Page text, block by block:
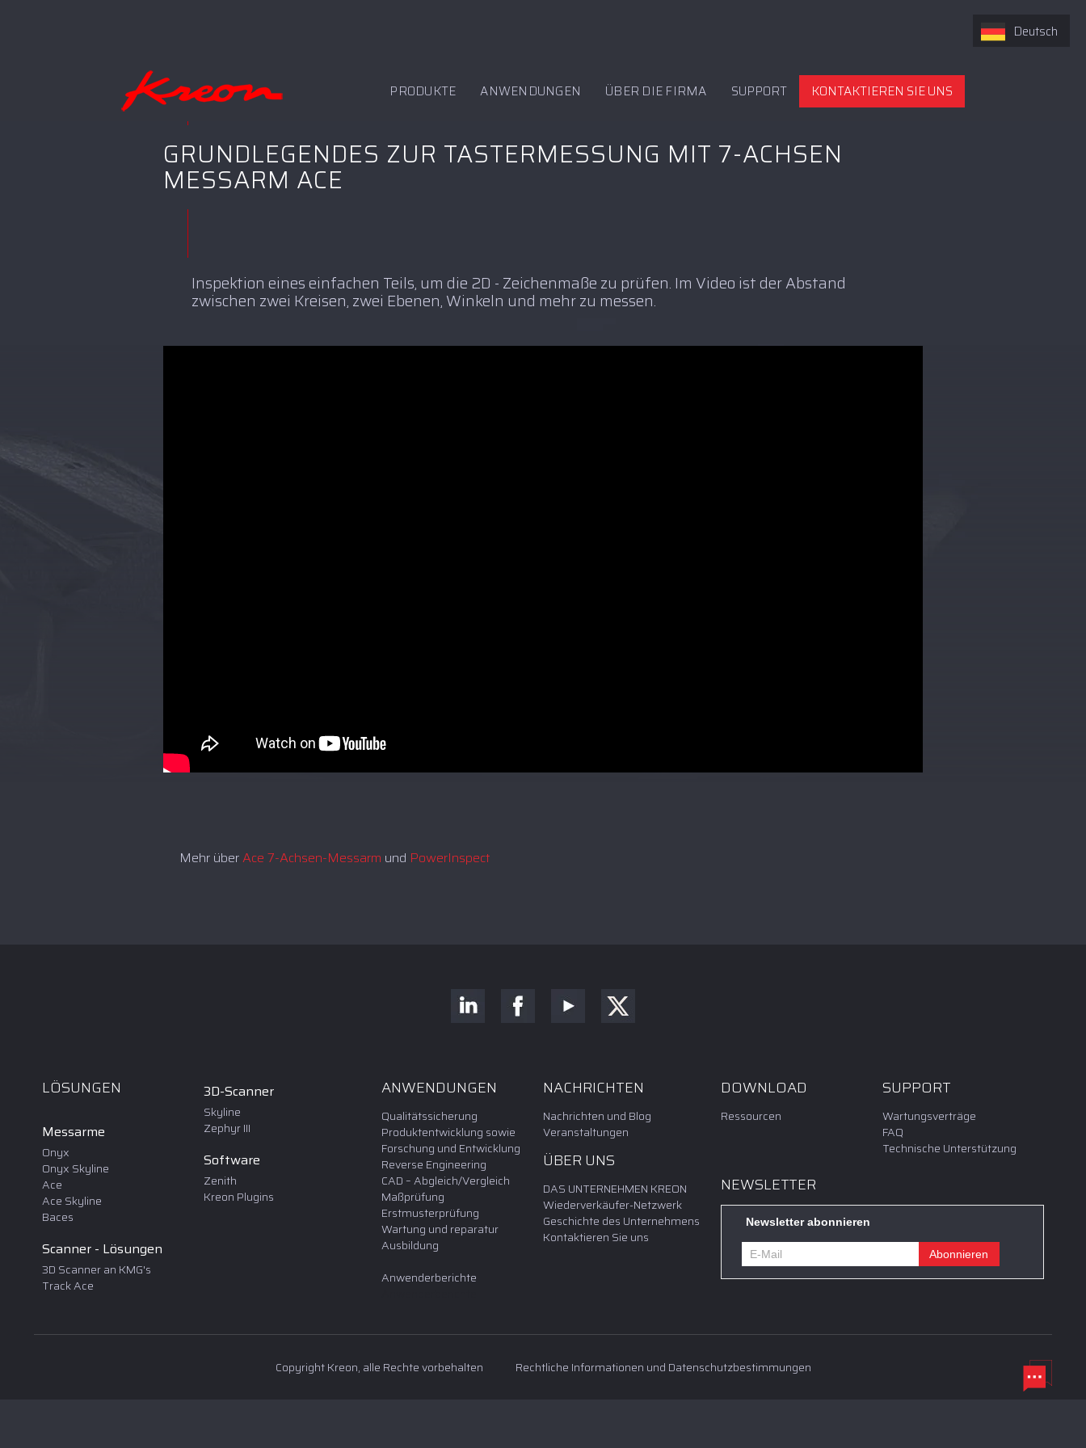
PRODUKTE ANWENDUNGEN ÜBER DIE FIRMA SUPPORT KONTAKTIEREN SIE UNS
GRUNDLEGENDES ZUR TASTERMESSUNG MIT 7-ACHSEN
MESSARM ACE
Inspektion eines einfachen Teils, um die 2D - Zeichenmaße zu prüfen. Im Video ist der Abstand
zwischen zwei Kreisen, zwei Ebenen, Winkeln und mehr zu messen.
Mehr überAce 7-Achsen-Messarm und PowerInspect
LÖSUNGEN
Messarme
Onyx
Onyx Skyline
Ace
Ace Skyline
Baces
Scanner - Lösungen
3D Scanner an KMG's
Track Ace
3D-Scanner
Skyline
Zephyr III
Software
Zenith
Kreon Plugins
ANWENDUNGEN
Qualitätssicherung
Produktentwicklung sowie
Forschung und Entwicklung
Reverse Engineering
CAD – Abgleich/Vergleich
Maßprüfung
Erstmusterprüfung
Wartung und reparatur
Ausbildung
Anwenderberichte
NACHRICHTEN
Nachrichten und Blog
Veranstaltungen
ÜBER UNS
DAS UNTERNEHMEN KREON
Wiederverkäufer-Netzwerk
Geschichte des Unternehmens
Kontaktieren Sie uns
DOWNLOAD
Ressourcen
SUPPORT
Wartungsverträge
FAQ
Technische Unterstützung
NEWSLETTER
Newsletter abonnieren
Copyright Kreon, alle Rechte vorbehalten Rechtliche Informationen und Datenschutzbestimmungen
Deutsch